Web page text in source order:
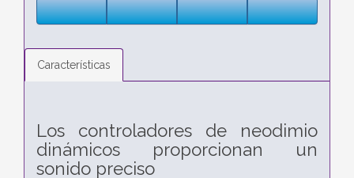
Características
Los controladores de neodimio
dinámicos proporcionan un
sonido preciso